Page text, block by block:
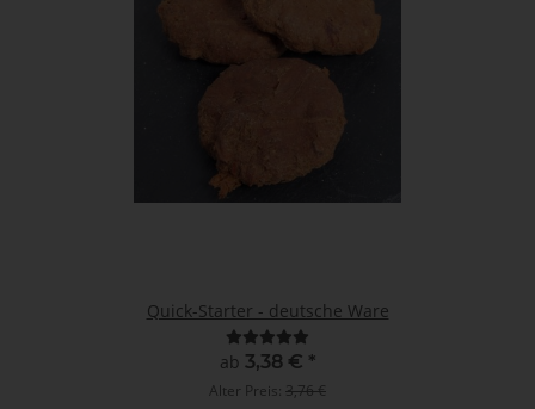
Quick-Starter - deutsche Ware
ab 3,38 € *
Alter Preis: 3,76 €